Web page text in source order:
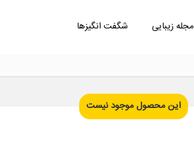
مجله زیبایی شگفت انگیزها
این محصول موجود نیست